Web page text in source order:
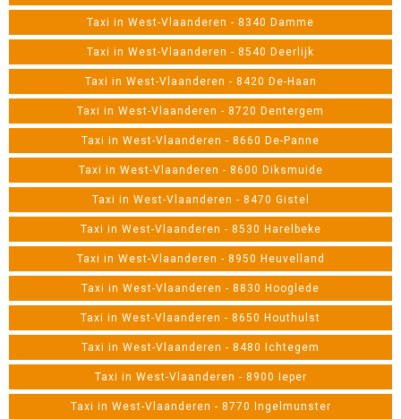
Taxi in West-Vlaanderen - 8340 Damme
Taxi in West-Vlaanderen - 8540 Deerlijk
Taxi in West-Vlaanderen - 8420 De-Haan
Taxi in West-Vlaanderen - 8720 Dentergem
Taxi in West-Vlaanderen - 8660 De-Panne
Taxi in West-Vlaanderen - 8600 Diksmuide
Taxi in West-Vlaanderen - 8470 Gistel
Taxi in West-Vlaanderen - 8530 Harelbeke
Taxi in West-Vlaanderen - 8950 Heuvelland
Taxi in West-Vlaanderen - 8830 Hooglede
Taxi in West-Vlaanderen - 8650 Houthulst
Taxi in West-Vlaanderen - 8480 Ichtegem
Taxi in West-Vlaanderen - 8900 Ieper
Taxi in West-Vlaanderen - 8770 Ingelmunster